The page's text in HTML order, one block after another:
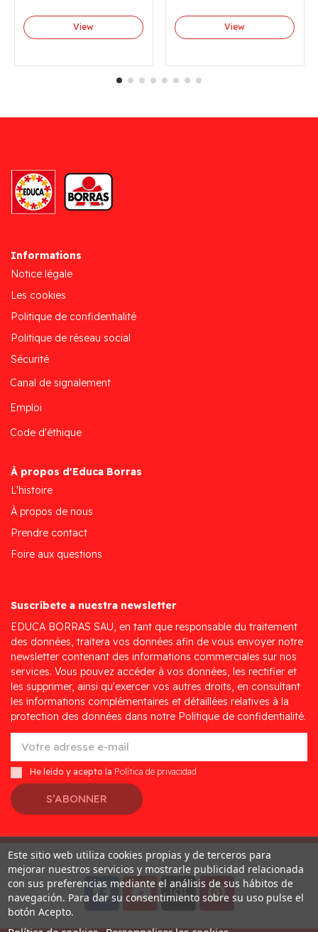
View View
Informations
Notice légale
Les cookies
Politique de confidentialité
Politique de réseau social
Sécurité
Canal de signalement
Emploi
Code d'éthique
À propos d'Educa Borras
L'histoire
À propos de nous
Prendre contact
Foire aux questions
Suscríbete a nuestra newsletter
EDUCA BORRAS SAU, en tant que responsable du traitement
des données, traitera vos données afin de vous envoyer notre
newsletter contenant des informations commerciales sur nos
services. Vous pouvez accéder à vos données, les rectifier et
les supprimer, ainsi qu'exercer vos autres droits, en consultant
les informations complémentaires et détaillées relatives à la
protection des données dans notre Politique de confidentialité.
He leído y acepto la Política de privacidad
S’ABONNER
Desarrollado porAddis
Este sitio web utiliza cookies propias y de terceros para
mejorar nuestros servicios y mostrarle publicidad relacionada
con sus preferencias mediante el análisis de sus hábitos de
navegación. Para dar su consentimiento sobre su uso pulse el
botón Acepto.